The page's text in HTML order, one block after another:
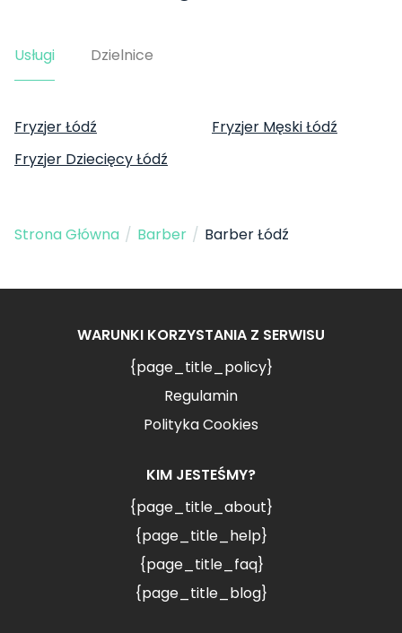
Usługi Dzielnice
Fryzjer Łódź
Fryzjer Męski Łódź
Fryzjer Dziecięcy Łódź
Strona Główna / Barber / Barber Łódź
WARUNKI KORZYSTANIA Z SERWISU
{page_title_policy}
Regulamin
Polityka Cookies
KIM JESTEŚMY?
{page_title_about}
{page_title_help}
{page_title_faq}
{page_title_blog}